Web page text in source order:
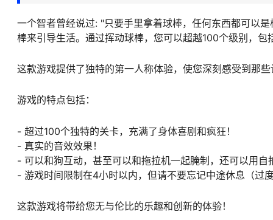
一个智者曾经说过: "只要手里拿着球棒，任何东西都可以
棒来引导生活。通过挥动球棒，您可以超越100个级别，
这款游戏提供了独特的第一人称体验，使您深刻感受到那
游戏的特点包括：
- 超过100个独特的关卡，充满了身体喜剧和疯狂！
- 真实的音效效果！
- 可以和狗互动，甚至可以和拖拉机一起腌制，还可以用自
- 游戏时间限制在4小时以内，但请不要忘记中途休息（过
这款游戏将带给您无与伦比的乐趣和创新的体验！